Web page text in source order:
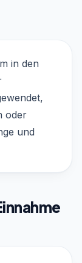
in den
oder
und